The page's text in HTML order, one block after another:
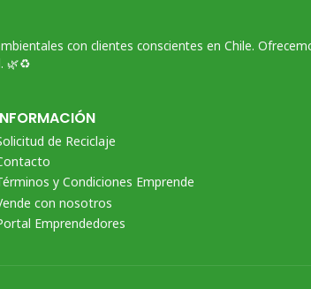
con clientes conscientes en Chile.
🌿♻️
de Reciclaje
y Condiciones Emprende
con nosotros
Emprendedores